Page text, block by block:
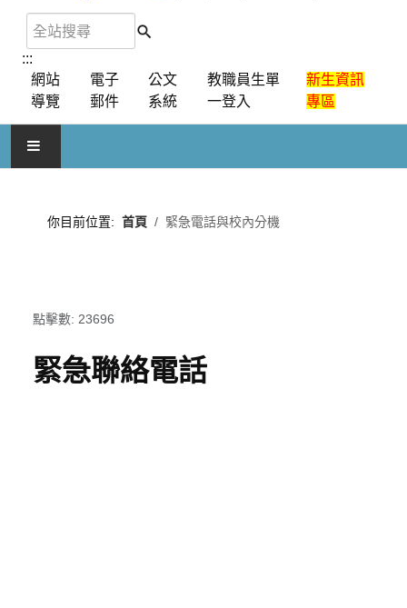
:::
網站
導覽
電子
郵件
公文
系統
教職員生單
一登入
新生資訊
專區
學術單位
服務中心及研究中心
你目前位置: 首頁 緊急電話與校內分機
點擊數: 23696
緊急聯絡電話